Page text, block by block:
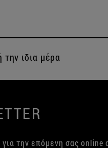
83702
ΠΑΡΑΓΓΕΛΙΕΣ
την επόμενη σας online